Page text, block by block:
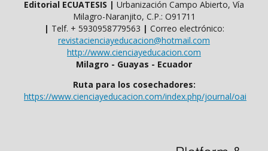
Editorial ECUATESIS | Urbanización Campo Abierto, Vía
Milagro-Naranjito, C.P.: O91711
| Telf. ​​+ 5930958779563 | Correo electrónico:
revistacienciayeducacion@hotmail.com
http://www.cienciayeducacion.com
Milagro - Guayas - Ecuador
Ruta para los cosechadores:
https://www.cienciayeducacion.com/index.php/journal/oai